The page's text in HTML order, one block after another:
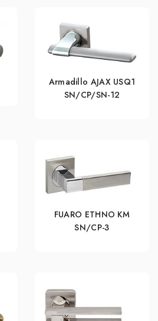
Armadillo AJAX USQ1
SN/CP/SN-12
FUARO ETHNO KM
SN/CP-3